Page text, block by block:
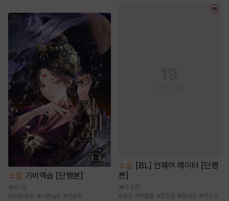
소설 기비역습 [단행본]
8.1천
#왕족/귀족 #나쁜남자 #전문직
소설 [BL] 언페어 헤이터 [단행
본]
3.5만
#강공 #애절물 #집착공 #할리킹 #미인수